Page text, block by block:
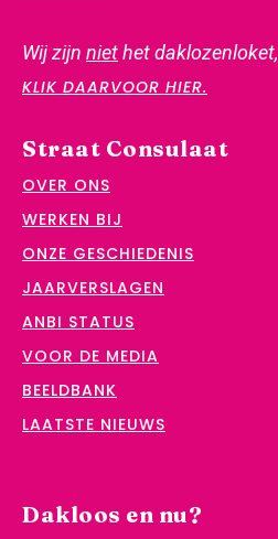
Wij zijn niethet daklozenloket,
KLIK DAARVOOR HIER.
Straat Consulaat
OVER ONS
WERKEN BIJ
ONZE GESCHIEDENIS
JAARVERSLAGEN
ANBI STATUS
VOOR DE MEDIA
BEELDBANK
LAATSTE NIEUWS
Dakloos en nu?